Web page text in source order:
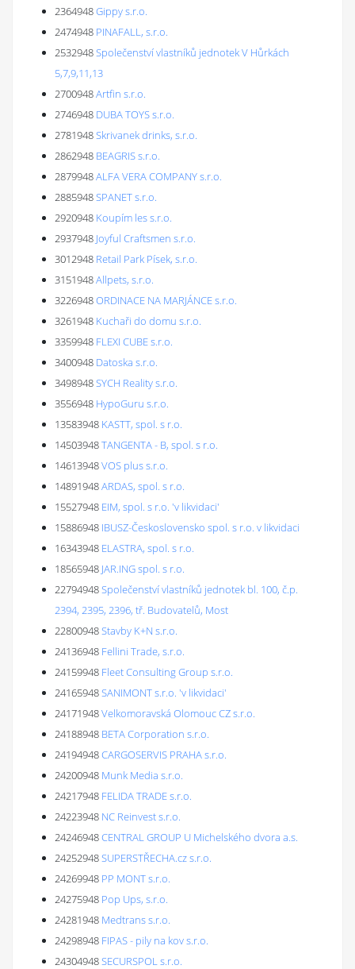
2364948Gippy s.r.o.
2474948 PINAFALL, s.r.o.
2532948Společenství vlastníků jednotek V Hůrkách
5,7,9,11,13
2700948Artfin s.r.o.
2746948 DUBA TOYS s.r.o.
2781948Skrivanek drinks, s.r.o.
2862948 BEAGRIS s.r.o.
2879948ALFA VERA COMPANY s.r.o.
2885948SPANET s.r.o.
2920948 Koupím les s.r.o.
2937948 Joyful Craftsmen s.r.o.
3012948 Retail Park Písek, s.r.o.
3151948Allpets, s.r.o.
3226948ORDINACE NA MARJÁNCE s.r.o.
3261948 Kuchaři do domu s.r.o.
3359948 FLEXI CUBE s.r.o.
3400948 Datoska s.r.o.
3498948SYCH Reality s.r.o.
3556948 HypoGuru s.r.o.
13583948 KASTT, spol. s r.o.
14503948TANGENTA - B, spol. s r.o.
14613948VOS plus s.r.o.
14891948ARDAS, spol. s r.o.
15527948 EIM, spol. s r.o. 'v likvidaci'
15886948 IBUSZ-Československo spol. s r.o. v likvidaci
16343948 ELASTRA, spol. s r.o.
18565948 JAR.ING spol. s r.o.
22794948Společenství vlastníků jednotek bl. 100, č.p.
2394, 2395, 2396, tř. Budovatelů, Most
22800948Stavby K+N s.r.o.
24136948 Fellini Trade, s.r.o.
24159948 Fleet Consulting Group s.r.o.
24165948SANIMONT s.r.o. 'v likvidaci'
24171948Velkomoravská Olomouc CZ s.r.o.
24188948 BETA Corporation s.r.o.
24194948CARGOSERVIS PRAHA s.r.o.
24200948 Munk Media s.r.o.
24217948 FELIDA TRADE s.r.o.
24223948 NC Reinvest s.r.o.
24246948CENTRAL GROUP U Michelského dvora a.s.
24252948SUPERSTŘECHA.cz s.r.o.
24269948 PP MONT s.r.o.
24275948 Pop Ups, s.r.o.
24281948 Medtrans s.r.o.
24298948 FIPAS - pily na kov s.r.o.
24304948SECURSPOL s.r.o.